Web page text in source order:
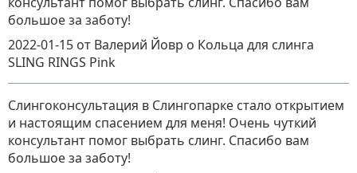
большое за заботу!
2022-01-15 от Валерий Йовр о Кольца для слинга
SLING RINGS Pink
Слингоконсультация в Слингопарке стало открытием
и настоящим спасением для меня! Очень чуткий
консультант помог выбрать слинг. Спасибо вам
большое за заботу!